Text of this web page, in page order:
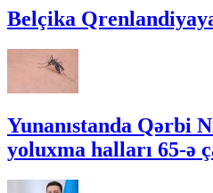
Belçika
Yunanıstanda Qərbi
yoluxma halları 65-ə